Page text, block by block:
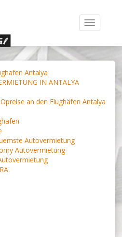
Toggle
navigation
Antalya
IN ANTALYA
an den Flughäfen Antalya
Autovermietung
Autovermietung